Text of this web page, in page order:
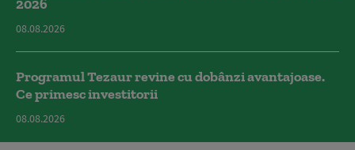
2026
08.08.2026
Programul Tezaur revine cu dobânzi avantajoase.
Ce primesc investitorii
08.08.2026